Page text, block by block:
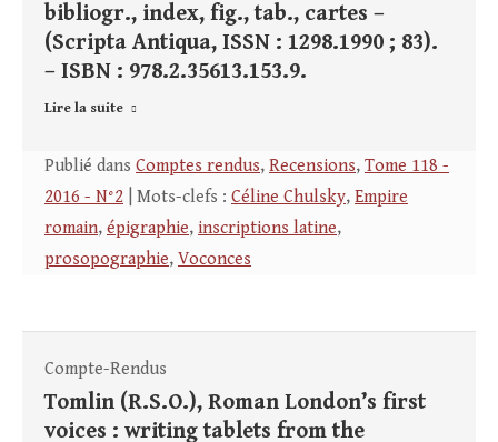
bibliogr., index, fig., tab., cartes –
(Scripta Antiqua, ISSN : 1298.1990 ; 83).
– ISBN : 978.2.35613.153.9.
Lire la suite
Publié dans Comptes rendus, Recensions, Tome 118 -
2016 - N°2 | Mots-clefs : Céline Chulsky, Empire
romain, épigraphie, inscriptions latine,
prosopographie, Voconces
Compte-Rendus
Tomlin (R.S.O.), Roman London’s first
voices : writing tablets from the